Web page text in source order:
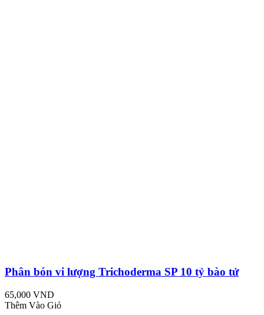
Phân bón vi lượng Trichoderma SP 10 tỷ bào tử
65,000 VND
Thêm Vào Giỏ